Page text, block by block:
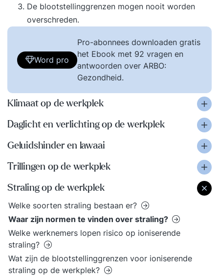
De blootstellinggrenzen mogen nooit worden
overschreden.
Word pro
Pro-abonnees downloaden gratis
het Ebook met 92 vragen en
antwoorden over ARBO:
Gezondheid.
Klimaat op de werkplek
Daglicht en verlichting op de werkplek
Geluidshinder en lawaai
Trillingen op de werkplek
Straling op de werkplek
Welke soorten straling bestaan er?
Waar zijn normen te vinden over straling?
Welke werknemers lopen risico op ioniserende
straling?
Wat zijn de blootstellinggrenzen voor ioniserende
straling op de werkplek?